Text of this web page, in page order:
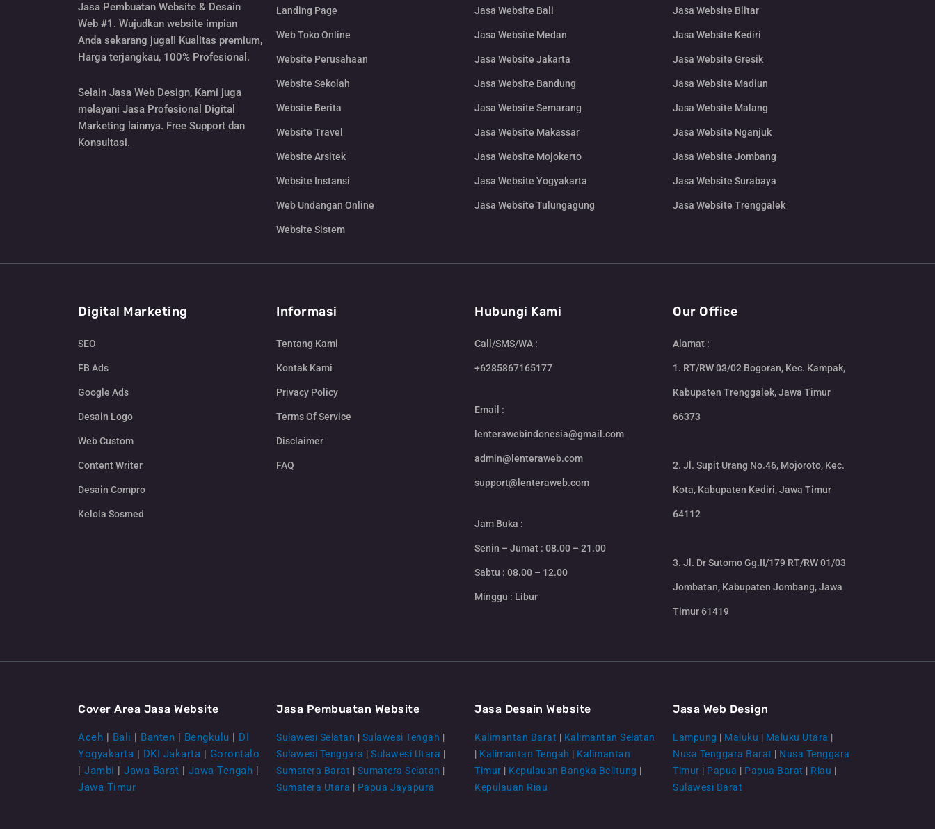
Jasa Pembuatan Website & Desain
Web #1. Wujudkan website impian
Anda sekarang juga!! Kualitas premium,
Harga terjangkau, 100% Profesional.
Selain Jasa Web Design, Kami juga
melayani Jasa Profesional Digital
Marketing lainnya. Free Support dan
Konsultasi.
Landing Page
Web Toko Online
Website Perusahaan
Website Sekolah
Website Berita
Website Travel
Website Arsitek
Website Instansi
Web Undangan Online
Website Sistem
Jasa Website Bali
Jasa Website Medan
Jasa Website Jakarta
Jasa Website Bandung
Jasa Website Semarang
Jasa Website Makassar
Jasa Website Mojokerto
Jasa Website Yogyakarta
Jasa Website Tulungagung
Jasa Website Blitar
Jasa Website Kediri
Jasa Website Gresik
Jasa Website Madiun
Jasa Website Malang
Jasa Website Nganjuk
Jasa Website Jombang
Jasa Website Surabaya
Jasa Website Trenggalek
Digital Marketing
SEO
FB Ads
Google Ads
Desain Logo
Web Custom
Content Writer
Desain Compro
Kelola Sosmed
Informasi
Tentang Kami
Kontak Kami
Privacy Policy
Terms Of Service
Disclaimer
FAQ
Hubungi Kami
Call/SMS/WA :
+6285867165177
Email :
lenterawebindonesia@gmail.com
admin@lenteraweb.com
support@lenteraweb.com
Jam Buka :
Senin – Jumat : 08.00 – 21.00
Sabtu : 08.00 – 12.00
Minggu : Libur
Our Office
Alamat :
1. RT/RW 03/02 Bogoran, Kec. Kampak,
Kabupaten Trenggalek, Jawa Timur
66373
2. Jl. Supit Urang No.46, Mojoroto, Kec.
Kota, Kabupaten Kediri, Jawa Timur
64112
3. Jl. Dr Sutomo Gg.II/179 RT/RW 01/03
Jombatan, Kabupaten Jombang, Jawa
Timur 61419
Cover Area Jasa Website
Aceh | Bali | Banten | Bengkulu | DI
Yogyakarta | DKI Jakarta | Gorontalo
| Jambi | Jawa Barat | Jawa Tengah |
Jawa Timur
Jasa Pembuatan Website
Sulawesi Selatan | Sulawesi Tengah |
Sulawesi Tenggara | Sulawesi Utara |
Sumatera Barat | Sumatera Selatan |
Sumatera Utara | Papua Jayapura
Jasa Desain Website
Kalimantan Barat | Kalimantan Selatan
| Kalimantan Tengah | Kalimantan
Timur | Kepulauan Bangka Belitung |
Kepulauan Riau
Jasa Web Design
Lampung | Maluku | Maluku Utara |
Nusa Tenggara Barat | Nusa Tenggara
Timur | Papua | Papua Barat | Riau |
Sulawesi Barat